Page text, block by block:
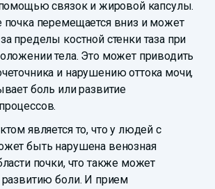
помощью связок и жировой капсулы.
почка перемещается вниз и может
пределы костной стенки таза при
тела. Это может приводить
и нарушению оттока мочи,
боль или развитие
является то, что у людей с
быть нарушена венозная
почки, что также может
развитию боли. И прием